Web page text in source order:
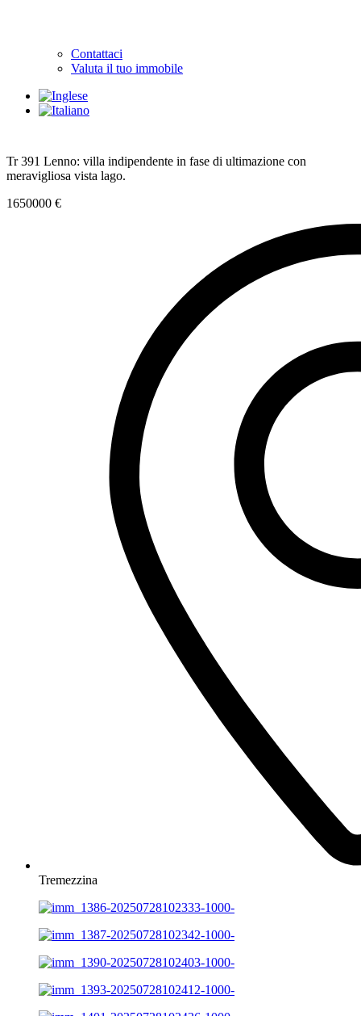
Contattaci
Valuta il tuo immobile
Tr 391 Lenno: villa indipendente in fase di ultimazione con
meravigliosa vista lago.
1650000 €
Tremezzina